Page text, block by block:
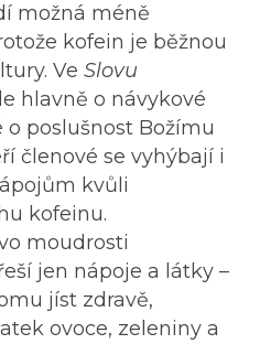
možná méně
kofein je běžnou
Ve Slovu
hlavně o návykové
poslušnost Božímu
členové se vyhýbají i
kvůli
kofeinu.
moudrosti
jen nápoje a látky –
jíst zdravě,
ovoce, zeleniny a